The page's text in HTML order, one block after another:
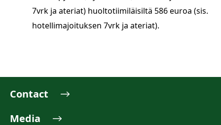
7vrk ja ateriat) huoltotiimiläisiltä 586 euroa (sis.
hotellimajoituksen 7vrk ja ateriat).
Contact
Media